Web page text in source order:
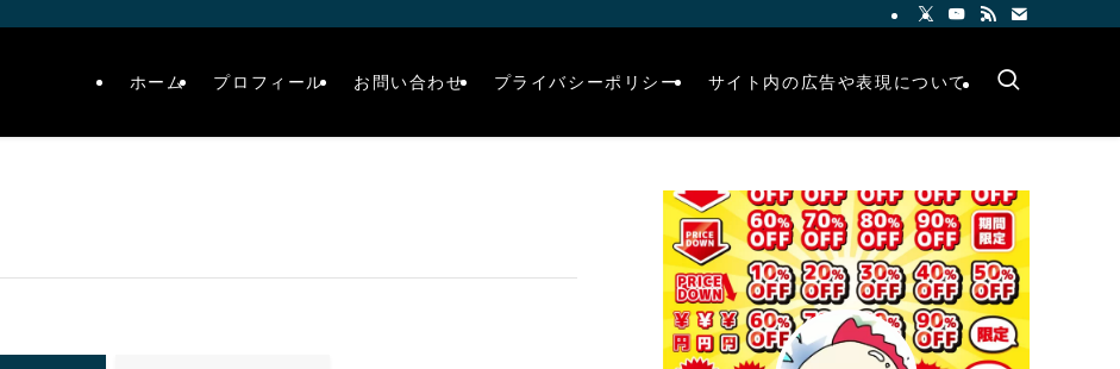
ホーム プロフィール お問い合わせ プライバシーポリシー サイト内の広告や表現について